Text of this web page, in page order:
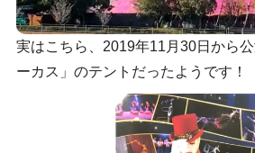
実はこちら、2019年11月30日から
ーカス」のテントだったようです！